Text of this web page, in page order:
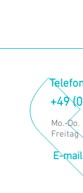
+49
Mo.-
Freitag
E-